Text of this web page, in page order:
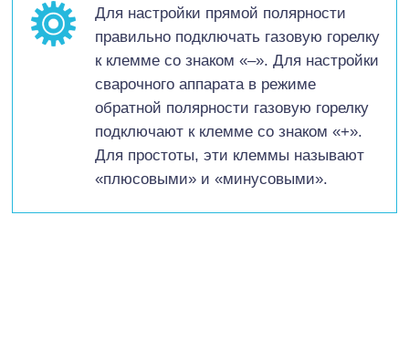
Для настройки прямой полярности
правильно подключать газовую горелку
к клемме со знаком «–». Для настройки
сварочного аппарата в режиме
обратной полярности газовую горелку
подключают к клемме со знаком «+».
Для простоты, эти клеммы называют
«плюсовыми» и «минусовыми».